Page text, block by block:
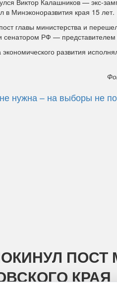
Виктор Калашников — экс-
в Минэконоразвития края 15 лет.
главы министерства и
РФ — представителем
развития
нужна – на выборы не
ПОСТ
КРАЯ